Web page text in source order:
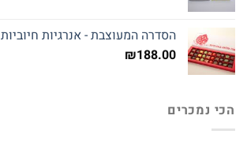
הסדרה המעוצבת - אנרגיות חיוביות
₪188.00
הכי נמכרים